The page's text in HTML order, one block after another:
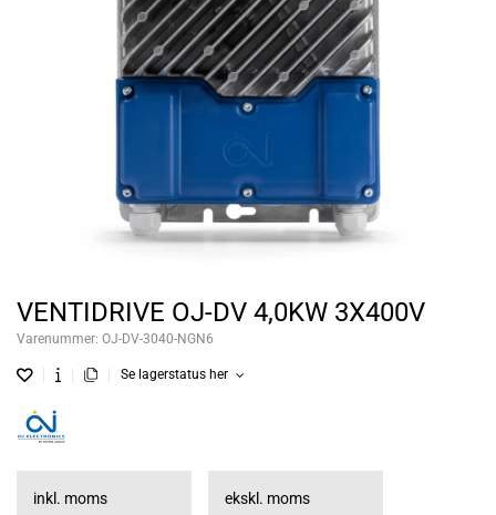
VENTIDRIVE OJ-DV 4,0KW 3X400V
Varenummer: OJ-DV-3040-NGN6
Se lagerstatus her
inkl. moms ekskl. moms